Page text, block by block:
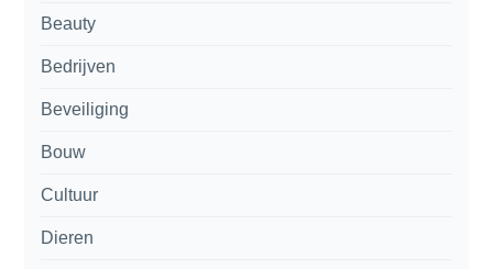
Beauty
Bedrijven
Beveiliging
Bouw
Cultuur
Dieren